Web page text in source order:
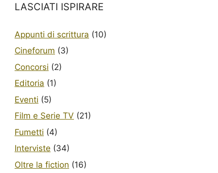
LASCIATI ISPIRARE
Appunti di scrittura (10)
Cineforum (3)
Concorsi (2)
Editoria (1)
Eventi (5)
Film e Serie TV (21)
Fumetti (4)
Interviste (34)
Oltre la fiction (16)